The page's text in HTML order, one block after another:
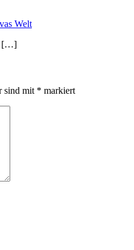
Welt
[…]
sind mit * markiert